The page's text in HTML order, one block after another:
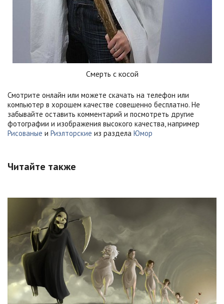
Смерть с косой
Смотрите онлайн или можете скачать на телефон или
компьютер в хорошем качестве совешенно бесплатно. Не
забывайте оставить комментарий и посмотреть другие
фотографии и изображения высокого качества, например
Рисованые и Риэлторские из раздела Юмор
Читайте также